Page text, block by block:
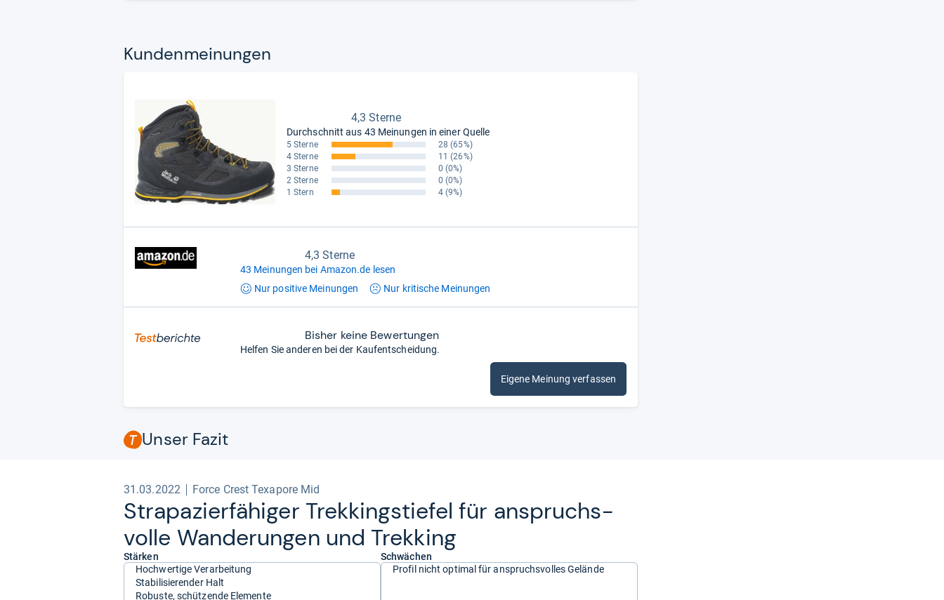
Kun­den­mei­nun­gen
4,3 Sterne
Durchschnitt aus 43 Meinungen in einer Quelle
5 Sterne 28 (65%)
4 Sterne
11 (26%)
3 Sterne
0 (0%)
2 Sterne
0 (0%)
1 Stern
4 (9%)
4,3 Sterne
43 Meinungen bei Amazon.de lesen
Nur positive Meinungen Nur kritische Meinungen
Bisher keine Bewertungen
Helfen Sie anderen bei der Kaufentscheidung.
Eigene Meinung verfassen
Unser Fazit
31.03.2022 Force Crest Texapore Mid
Stra­pa­zier­fä­hi­ger Trek­kings­tie­fel für anspruchs­
volle Wan­de­run­gen und Trek­king
Stärken
Hochwertige Verarbeitung
Stabilisierender Halt
Robuste, schützende Elemente
Schwächen
Profil nicht optimal für anspruchsvolles Gelände